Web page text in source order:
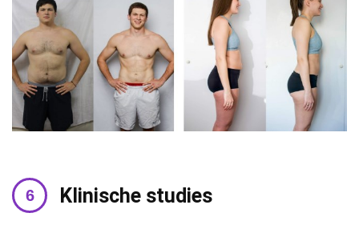
Klinische studies